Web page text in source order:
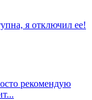
я отключил ее!
рекомендую